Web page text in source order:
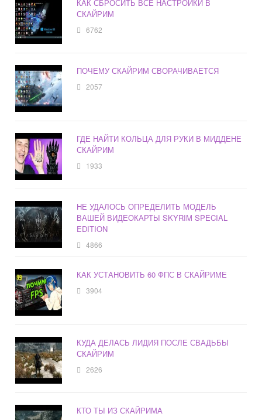
КАК СБРОСИТЬ ВСЕ НАСТРОЙКИ В
СКАЙРИМ
6762
ПОЧЕМУ СКАЙРИМ СВОРАЧИВАЕТСЯ
2057
ГДЕ НАЙТИ КОЛЬЦА ДЛЯ РУКИ В МИДДЕНЕ
СКАЙРИМ
1933
НЕ УДАЛОСЬ ОПРЕДЕЛИТЬ МОДЕЛЬ
ВАШЕЙ ВИДЕОКАРТЫ SKYRIM SPECIAL
EDITION
4866
КАК УСТАНОВИТЬ 60 ФПС В СКАЙРИМЕ
3904
КУДА ДЕЛАСЬ ЛИДИЯ ПОСЛЕ СВАДЬБЫ
СКАЙРИМ
2626
КТО ТЫ ИЗ СКАЙРИМА